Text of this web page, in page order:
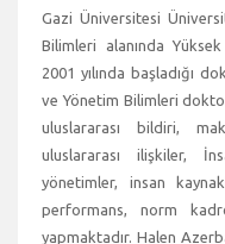
Gazi Üniversitesi
Bilimleri alanında Yüksek
2001 yılında başladığı
ve Yönetim Bilimleri
uluslararası bildiri,
uluslararası ilişkiler,
yönetimler, insan
performans, norm
yapmaktadır. Halen